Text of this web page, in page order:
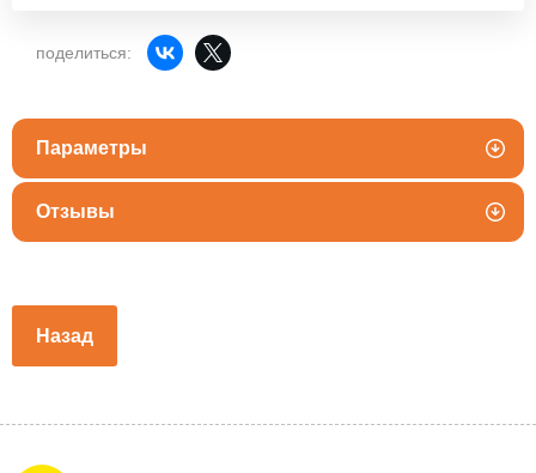
поделиться:
Параметры
Отзывы
Назад